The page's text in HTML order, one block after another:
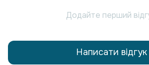
Додайте перший
Написати відгук